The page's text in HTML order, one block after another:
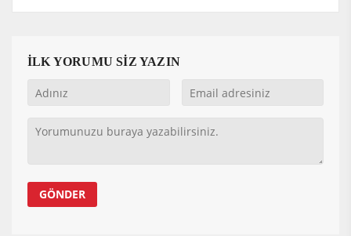
İLK YORUMU SİZ YAZIN